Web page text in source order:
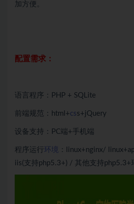
加方便。
配置需求：
语言程序：PHP + SQLite
前端规范：html+css+jQuery
设备支持：PC端+手机端
程序运行环境
：linux+nginx/
iis(支持php5.3+) / 其他支持php5.3+